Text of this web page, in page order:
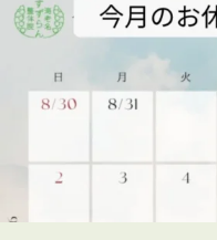
楽しみながら学べるイベ
当院では、「整体師のお
🔹実際に手技（マッサー